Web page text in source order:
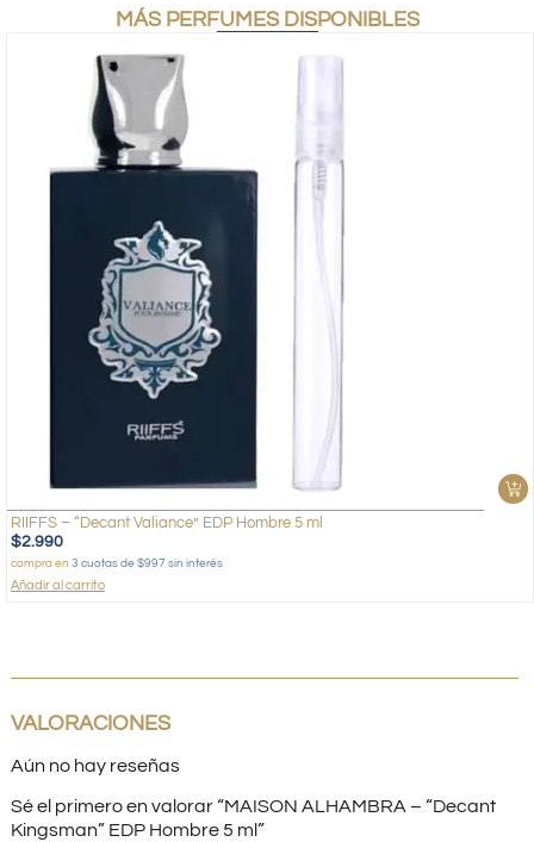
MÁS PERFUMES DISPONIBLES
RIIFFS – “Decant Valiance” EDP Hombre 5 ml
$2.990
compra en 3 cuotas de $997 sin interés
Añadir al carrito
VALORACIONES
Aún no hay reseñas
Sé el primero en valorar “MAISON ALHAMBRA – “Decant
Kingsman” EDP Hombre 5 ml”